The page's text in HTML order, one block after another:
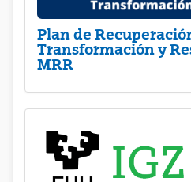
Plan de
Transformación y
MRR